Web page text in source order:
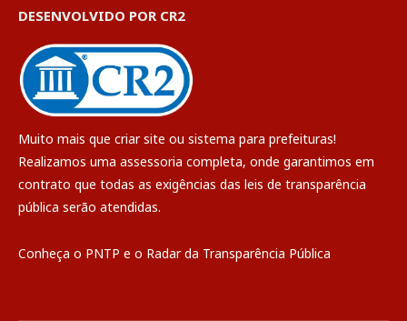
DESENVOLVIDO POR CR2
Muito mais que criar site ou sistema para prefeituras!
Realizamos uma assessoria completa, onde garantimos em
contrato que todas as exigências das leis de transparência
pública serão atendidas.
Conheça o PNTP e o Radar da Transparência Pública